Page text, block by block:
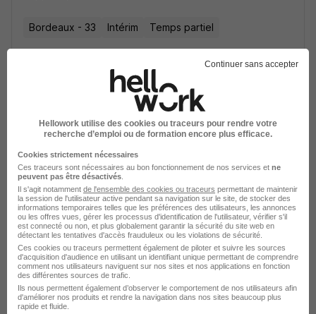
Bordeaux - 33 Intérim Temps partiel
Agent de Transit H/F
LTD - Métiers du Tertiaire Technique, Fonctions
Supports, Mode & Luxe
Bordeaux - 33 Intérim Temps partiel
Cette offre n’est plus disponible depuis le 02/06/26
Continuer sans accepter
Hellowork utilise des cookies ou traceurs pour rendre votre
recherche d’emploi ou de formation encore plus efficace.
Cookies strictement nécessaires
Ces traceurs sont nécessaires au bon fonctionnement de nos services et ne
peuvent pas être désactivés
Il s'agit notamment de l'ensemble des cookies ou traceurs permettant de maintenir
la session de l'utilisateur active pendant sa navigation sur le site, de stocker des
informations temporaires telles que les préférences des utilisateurs, les annonces
ou les offres vues, gérer les processus d'identification de l'utilisateur, vérifier s'il
est connecté ou non, et plus globalement garantir la sécurité du site web en
détectant les tentatives d'accès frauduleux ou les violations de sécurité.
Ces cookies ou traceurs permettent également de piloter et suivre les sources
d'acquisition d'audience en utilisant un identifiant unique permettant de comprendre
comment nos utilisateurs naviguent sur nos sites et nos applications en fonction
des différentes sources de trafic.
Ils nous permettent également d’observer le comportement de nos utilisateurs afin
d'améliorer nos produits et rendre la navigation dans nos sites beaucoup plus
rapide et fluide.